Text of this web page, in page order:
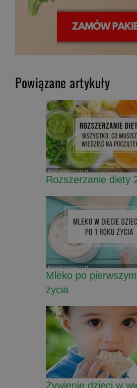
Powiązane artykuły
Rozszerzanie diety
Mleko po
życia
Żywienie dzieci w